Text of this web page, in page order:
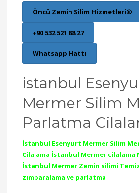
Öncü Zemin Silim Hizmetleri®
+90 532 521 88 27
Whatsapp Hattı
istanbul
Mermer Silim
Parlatma
İstanbul Esenyurt Mermer Silim
Cilalama İstanbul Mermer cilalama
İstanbul Mermer Zemin silimi
zımparalama ve parlatma